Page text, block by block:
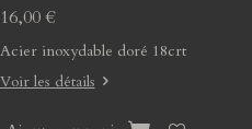
16,00 €
Acier inoxydable doré 18crt
Voir les détails